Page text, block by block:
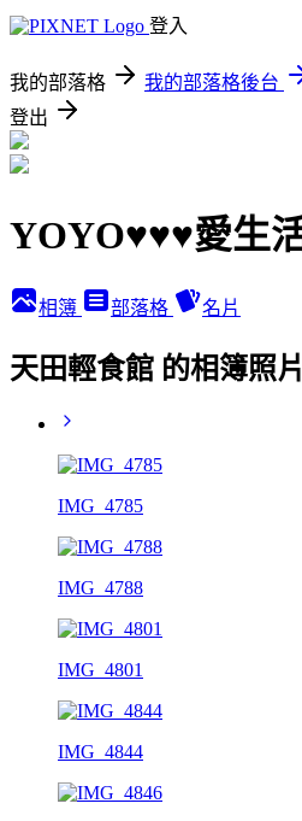
登入
我的部落格 我的部落格後台
登出
YOYO♥♥♥愛生
相簿 部落格 名片
天田輕食館 的相簿照片
IMG_4785
IMG_4788
IMG_4801
IMG_4844